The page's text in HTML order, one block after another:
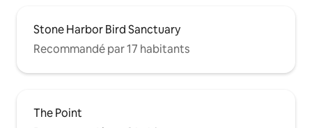
Stone Harbor Bird Sanctuary
Recommandé par 17 habitants
The Point